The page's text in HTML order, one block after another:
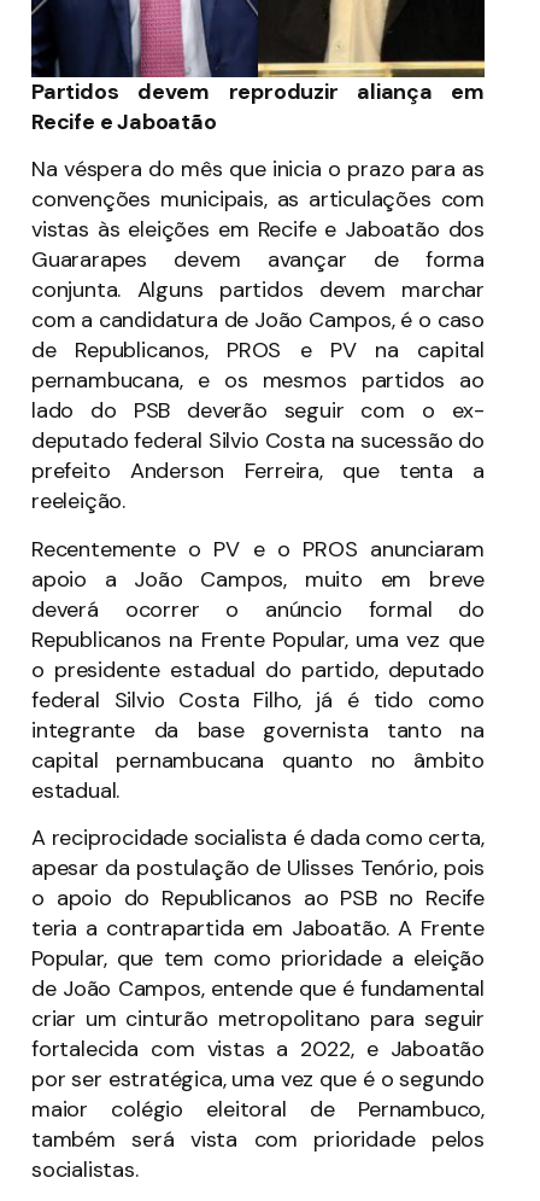
Partidos devem reproduzir aliança em
Recife e Jaboatão
Na véspera do mês que inicia o prazo para as
convenções municipais, as articulações com
vistas às eleições em Recife e Jaboatão dos
Guararapes devem avançar de forma
conjunta. Alguns partidos devem marchar
com a candidatura de João Campos, é o caso
de Republicanos, PROS e PV na capital
pernambucana, e os mesmos partidos ao
lado do PSB deverão seguir com o ex-
deputado federal Silvio Costa na sucessão do
prefeito Anderson Ferreira, que tenta a
reeleição.
Recentemente o PV e o PROS anunciaram
apoio a João Campos, muito em breve
deverá ocorrer o anúncio formal do
Republicanos na Frente Popular, uma vez que
o presidente estadual do partido, deputado
federal Silvio Costa Filho, já é tido como
integrante da base governista tanto na
capital pernambucana quanto no âmbito
estadual.
A reciprocidade socialista é dada como certa,
apesar da postulação de Ulisses Tenório, pois
o apoio do Republicanos ao PSB no Recife
teria a contrapartida em Jaboatão. A Frente
Popular, que tem como prioridade a eleição
de João Campos, entende que é fundamental
criar um cinturão metropolitano para seguir
fortalecida com vistas a 2022, e Jaboatão
por ser estratégica, uma vez que é o segundo
maior colégio eleitoral de Pernambuco,
também será vista com prioridade pelos
socialistas.